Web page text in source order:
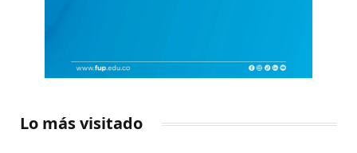
Lo más visitado